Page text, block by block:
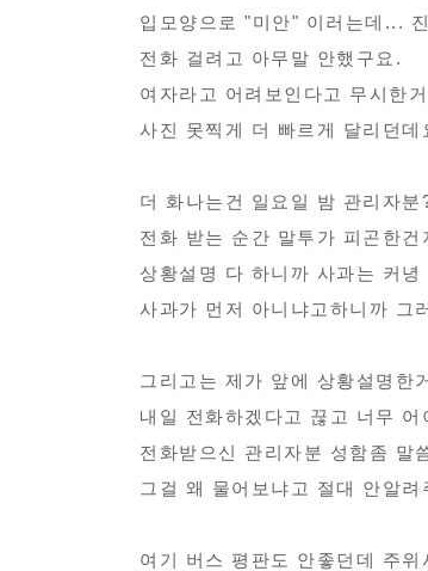
입모양으로 "미안" 이러는데...
전화 걸려고 아무말 안했구요.
여자라고 어려보인다고 무시한
사진 못찍게 더 빠르게 달리던
더 화나는건 일요일 밤 관리자분
전화 받는 순간 말투가 피곤한
상황설명 다 하니까 사과는 커
사과가 먼저 아니냐고하니까 그
그리고는 제가 앞에 상황설명한
내일 전화하겠다고 끊고 너무
전화받으신 관리자분 성함좀 말
그걸 왜 물어보냐고 절대 안알
여기 버스 평판도 안좋던데 주